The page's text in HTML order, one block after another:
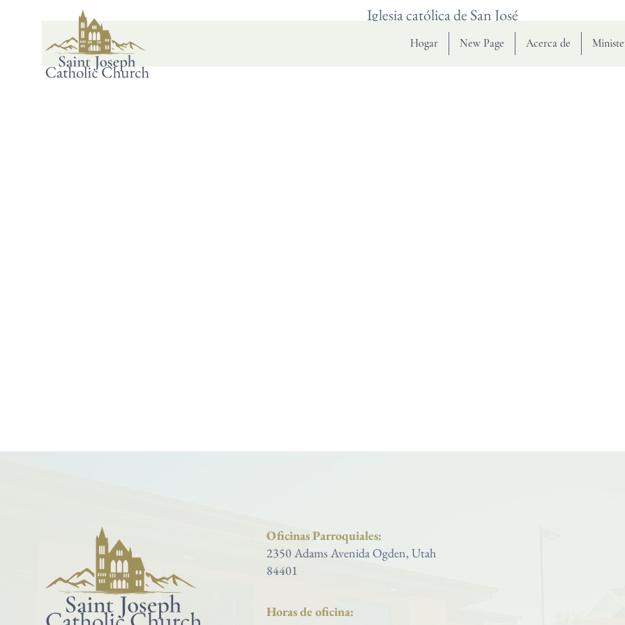
Hogar New Page Acerca de
Iglesia católica de San José
Oficinas Parroquiales:
2350 Adams Avenida Ogden, Utah
84401
Horas de oficina: